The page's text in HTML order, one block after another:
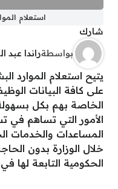
استعلام
شارك
بواسطةراندا عبد
يتيح استعلام الموارد
على كافة البيانات
الخاصة بهم بكل
الأمور التي تساهم في
المساعدات والخدمات
خلال الوزارة بدون
الحكومية التابعة لها